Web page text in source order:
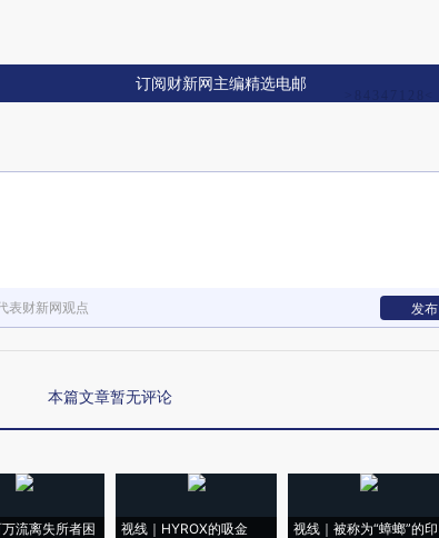
订阅财新网主编精选电邮
表财新网观点 发布
本篇文章暂无评论
流离失所者困
视线｜HYROX的吸金
视线｜被称为“蟑螂”的印